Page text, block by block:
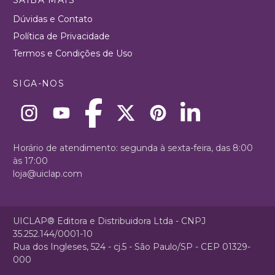
Dúvidas e Contato
Política de Privacidade
Termos e Condições de Uso
SIGA-NOS
Horário de atendimento: segunda à sexta-feira, das 8:00
às 17:00
loja@uiclap.com
UICLAP® Editora e Distribuidora Ltda - CNPJ
35.252.144/0001-10
Rua dos Ingleses, 524 - cj.5 - São Paulo/SP - CEP 01329-
000